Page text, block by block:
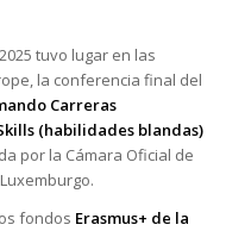
tuvo lugar en las
la conferencia final del
Carreras
(habilidades blandas)
por la Cámara Oficial de
fondos Erasmus+ de la